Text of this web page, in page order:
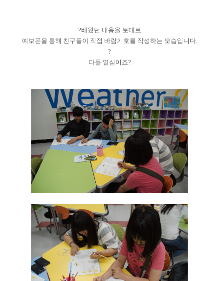
?배웠던 내용을 토대로
예보문을 통해 친구들이 직접 바람기호를 작성하는 모습입니다.
?
다들 열심이죠?